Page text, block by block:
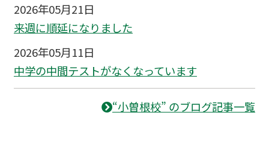
2026年05月21日
来週に順延になりました
2026年05月11日
中学の中間テストがなくなっています
“小曽根校” のブログ記事一覧